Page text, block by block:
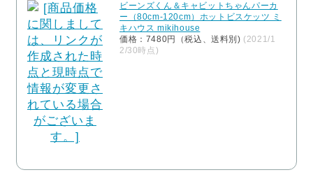
ビーンズくん＆キャビットちゃんパーカ
ー（80cm-120cm）ホットビスケッツ ミ
キハウス mikihouse
価格：7480円（税込、送料別) (2021/1
2/30時点)